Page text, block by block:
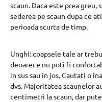
scaun. Daca este prea greu,
sederea pe scaun dupa ce
perioada scurta de timp.
Unghi: coapsele tale ar
deoarece nu poti fi
in sus sau in jos. Cautati o
dvs. Majoritatea scaunelor
centimetri la scaun, dar